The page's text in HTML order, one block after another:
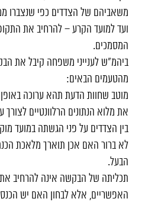
ועד למועד הקרע – להרחיב את
המסמכים.
ביהמ"ש לענייני משפחה קיבל את
מהטעמים הבאים:
מוטב שחוות הדעת תהא ערוכה
את מלוא הנתונים הרלוונטיים לצורך
בין הצדדים על פני הגשתה במועד
לא ברור האם אכן תוארך מלאכת
הבעל.
תכליתה של הבקשה אינה להרחיב
האפשריים, אלא לבחון האם יש